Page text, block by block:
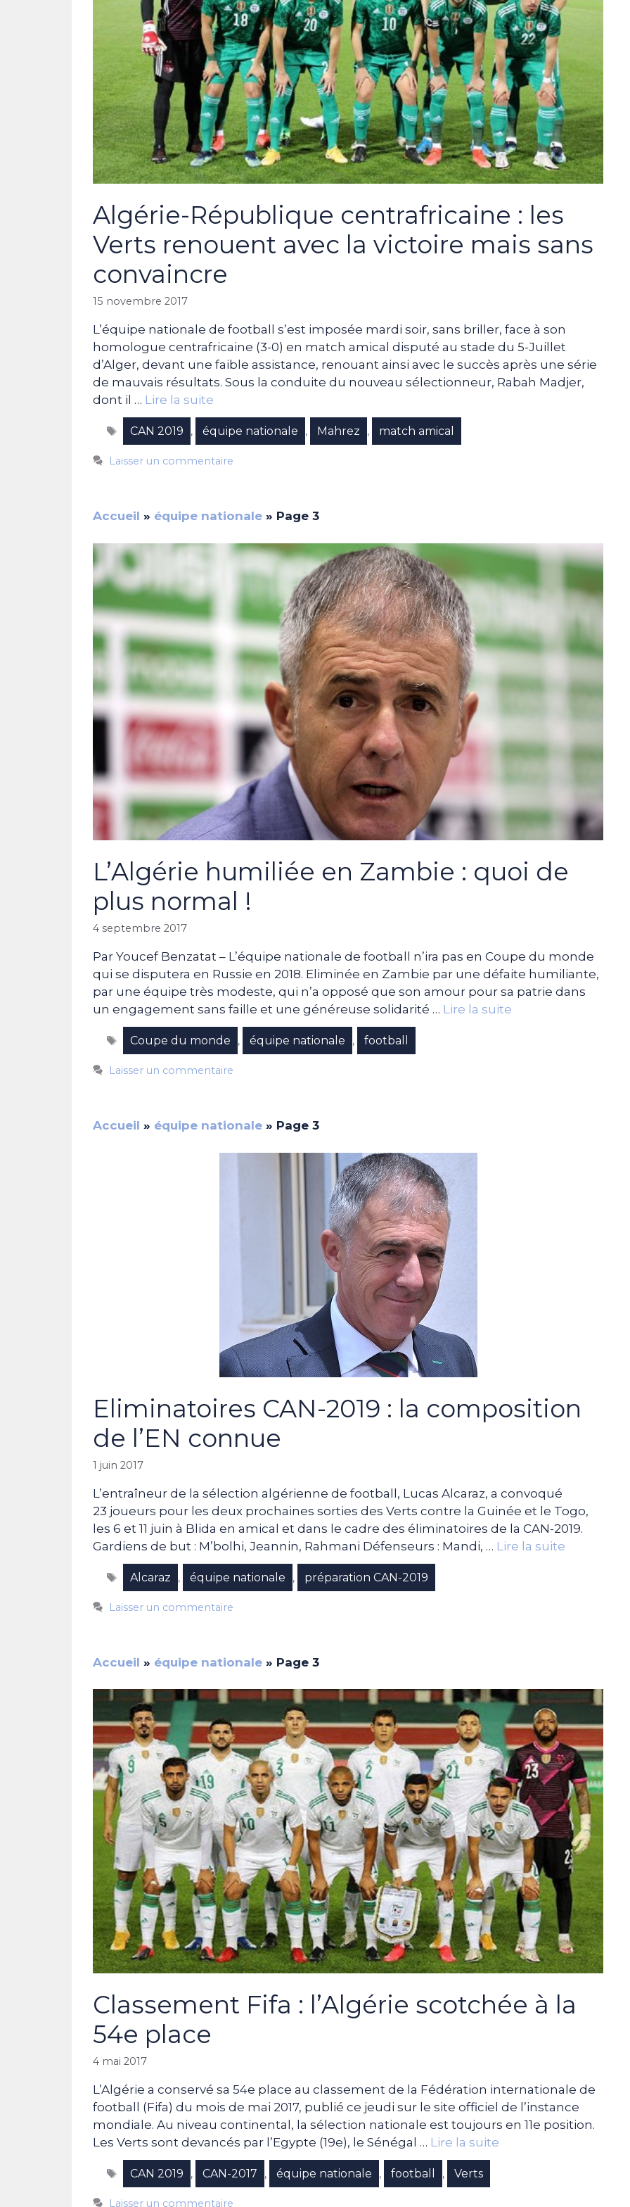
Algérie-République centrafricaine : les
Verts renouent avec la victoire mais sans
convaincre
15 novembre 2017
L’équipe nationale de football s’est imposée mardi soir, sans briller, face à son
homologue centrafricaine (3-0) en match amical disputé au stade du 5-Juillet
d’Alger, devant une faible assistance, renouant ainsi avec le succès après une série
de mauvais résultats. Sous la conduite du nouveau sélectionneur, Rabah Madjer,
dont il … Lire la suite
Étiquettes
CAN 2019 , équipe nationale , Mahrez , match amical
Laisser un commentaire
Accueil » équipe nationale » Page 3
L’Algérie humiliée en Zambie : quoi de
plus normal !
4 septembre 2017
Par Youcef Benzatat – L’équipe nationale de football n’ira pas en Coupe du monde
qui se disputera en Russie en 2018. Eliminée en Zambie par une défaite humiliante,
par une équipe très modeste, qui n’a opposé que son amour pour sa patrie dans
un engagement sans faille et une généreuse solidarité … Lire la suite
Étiquettes
Coupe du monde , équipe nationale , football
Laisser un commentaire
Accueil » équipe nationale » Page 3
Eliminatoires CAN-2019 : la composition
de l’EN connue
1 juin 2017
L’entraîneur de la sélection algérienne de football, Lucas Alcaraz, a convoqué
23 joueurs pour les deux prochaines sorties des Verts contre la Guinée et le Togo,
les 6 et 11 juin à Blida en amical et dans le cadre des éliminatoires de la CAN-2019.
Gardiens de but : M’bolhi, Jeannin, Rahmani Défenseurs : Mandi, … Lire la suite
Étiquettes
Alcaraz , équipe nationale , préparation CAN-2019
Laisser un commentaire
Accueil » équipe nationale » Page 3
Classement Fifa : l’Algérie scotchée à la
54e place
4 mai 2017
L’Algérie a conservé sa 54e place au classement de la Fédération internationale de
football (Fifa) du mois de mai 2017, publié ce jeudi sur le site officiel de l’instance
mondiale. Au niveau continental, la sélection nationale est toujours en 11e position.
Les Verts sont devancés par l’Egypte (19e), le Sénégal … Lire la suite
Étiquettes
CAN 2019 , CAN-2017 , équipe nationale , football , Verts
Laisser un commentaire